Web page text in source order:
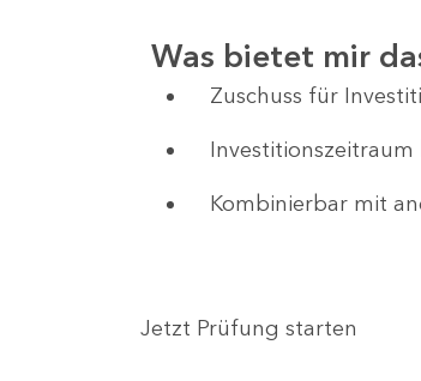
Was bietet mir
Zuschuss für
Investitionszeitraum
Kombinierbar mit
Jetzt Prüfung starten